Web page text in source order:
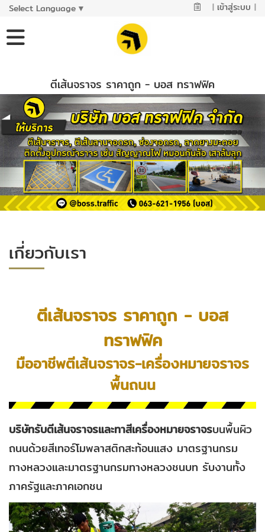
Select Language ▼ | เข้าสู่ระบบ |
ตีเส้นจราจร ราคาถูก - บอส ทราฟฟิค
เกี่ยวกับเรา
ตีเส้นจราจร ราคาถูก - บอส
ทราฟฟิค
มืออาชีพตีเส้นจราจร-เครื่องหมายจราจร
พื้นถนน
บริษัทรับตีเส้นจราจรและทาสีเครื่องหมายจราจรบนพื้นผิว
ถนนด้วยสีเทอร์โมพลาสติกสะท้อนแสง มาตรฐานกรม
ทางหลวงและมาตรฐานกรมทางหลวงชนบท รับงานทั้ง
ภาครัฐและภาคเอกชน